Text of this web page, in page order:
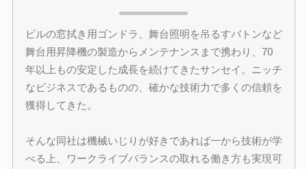
ビルの窓拭き用ゴンドラ、舞台照明を吊るすバトンなど
舞台用昇降機の製造からメンテナンスまで携わり、70
年以上もの安定した成長を続けてきたサンセイ。ニッチ
なビジネスであるものの、確かな技術力で多くの信頼を
獲得してきた。
そんな同社は機械いじりが好きであれば一から技術が学
べる上、ワークライブバランスの取れる働き方も実現可